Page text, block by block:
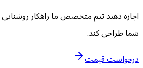
دهید تیم متخصص ما راهکار روشنایی
طراحی کند.
قیمت